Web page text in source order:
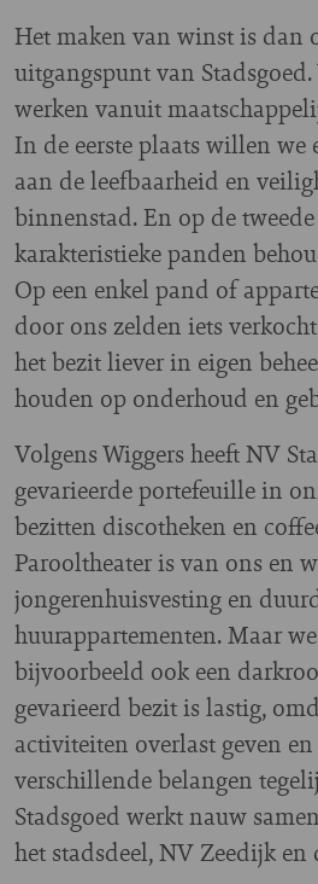
Het maken van winst is dan
uitgangspunt van Stadsgoed.
werken vanuit
In de eerste plaats willen we
aan de leefbaarheid en
binnenstad. En op de
karakteristieke panden
Op een enkel pand of
door ons zelden iets
het bezit liever in eigen
houden op onderhoud en
Volgens Wiggers heeft NV
gevarieerde portefeuille in
bezitten discotheken en
Parooltheater is van ons en
jongerenhuisvesting en
huurappartementen. Maar
bijvoorbeeld ook een
gevarieerd bezit is lastig,
activiteiten overlast geven
verschillende belangen
Stadsgoed werkt nauw
het stadsdeel, NV Zeedijk en